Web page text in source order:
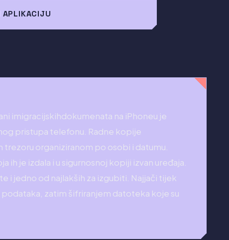
APLIKACIJU
imigracijskihdokumenata na iPhoneu je
pristupa telefonu. Radne kopije
organiziranom po osobi i datumu.
je izdala i u sigurnosnoj kopiji izvan uređaja.
i jedno od najlakših za izgubiti. Najjači tijek
zatim šifriranjem datoteka koje su